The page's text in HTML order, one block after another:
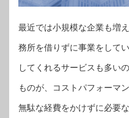
最近では小規模な企業も増
務所を借りずに事業をして
してくれるサービスも多い
ものが、コストパフォーマ
無駄な経費をかけずに必要